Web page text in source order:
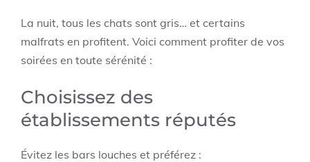
La nuit, tous les chats sont gris… et certains
malfrats en profitent. Voici comment profiter de vos
soirées en toute sérénité :
Choisissez des
établissements réputés
Évitez les bars louches et préférez :